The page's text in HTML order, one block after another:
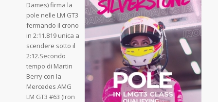
Dames) firma la
pole nelle LM GT3
fermando il crono
in 2:11.819 unica a
scendere sotto il
2:12.Secondo
tempo di Martin
Berry con la
Mercedes AMG
LM GT3 #63 (Iron